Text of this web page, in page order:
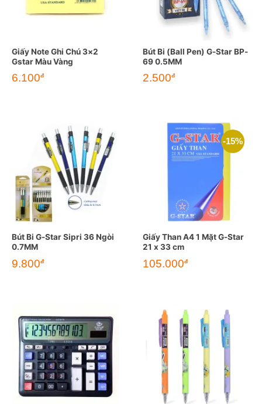
Giấy Note Ghi Chú 3×2
Gstar Màu Vàng
6.100đ
Bút Bi (Ball Pen) G-Star BP-
69 0.5MM
2.500đ
Bút Bi G-Star Sipri 36 Ngòi
0.7MM
9.800đ
-15%
Giấy Than A4 1 Mặt G-Star
21 x 33 cm
Giá
gốc
105.000đGiá